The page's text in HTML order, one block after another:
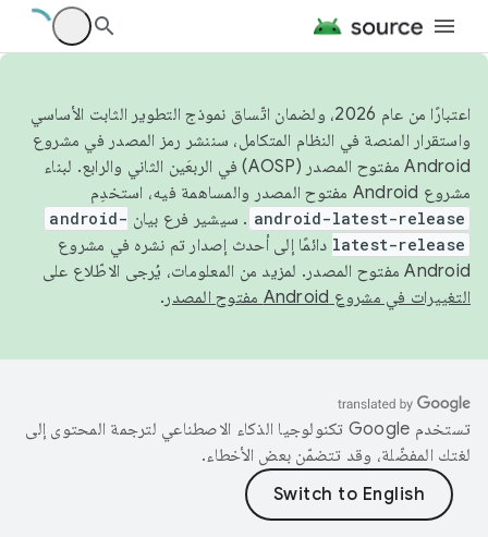
اعتبارًا من عام 2026، ولضمان اتّساق نموذج التطوير الثابت الأساسي
واستقرار المنصة في النظام المتكامل، سننشر رمز المصدر في مشروع
Android مفتوح المصدر (AOSP) في الربعَين الثاني والرابع. لبناء
مشروع Android مفتوح المصدر والمساهمة فيه، استخدِم
android-latest-release . سيشير فرع بيان android-
latest-release دائمًا إلى أحدث إصدار تم نشره في مشروع
Android مفتوح المصدر. لمزيد من المعلومات، يُرجى الاطّلاع على
التغييرات في مشروع Android مفتوح المصدر
.
تستخدم Google تكنولوجيا الذكاء الاصطناعي لترجمة المحتوى إلى
لغتك المفضّلة، وقد تتضمّن بعض الأخطاء.